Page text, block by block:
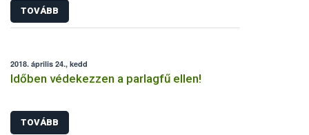
TOVÁBB
2018. április 24., kedd
Időben védekezzen a parlagfű ellen!
TOVÁBB